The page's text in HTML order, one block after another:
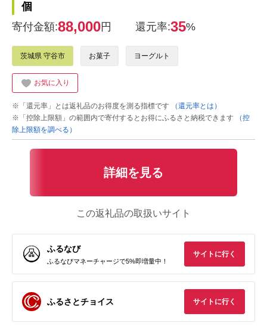
個
寄付金額:88,000円 還元率:35%
茨城県 守谷市 お菓子 ヨーグルト
お気に入り
※「還元率」とは返礼品のお得度を測る指標です
（還元率とは）
※「控除上限額」の範囲内で寄付するとお得にふるさと納税できます
（控
除上限額を調べる）
詳細を見る
この返礼品の取扱いサイト
ふるなび
ふるなびマネーチャージで5%即増量中！
サイトに行く
ふるさとチョイス サイトに行く